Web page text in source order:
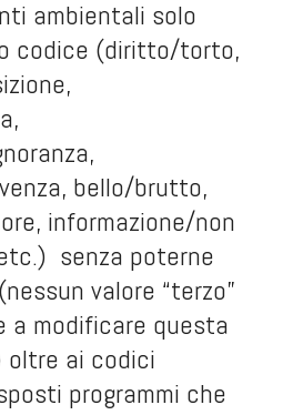
ambientali solo
codice (diritto/torto,
bello/brutto,
informazione/non
senza poterne
valore “terzo”
a modificare questa
oltre ai codici
programmi che